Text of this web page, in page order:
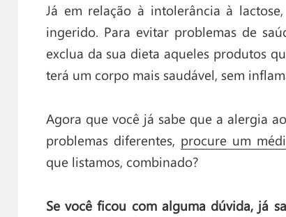
Já em relação à intolerância à
ingerido. Para evitar problemas de
exclua da sua dieta aqueles produtos
terá um corpo mais saudável, sem
Agora que você já sabe que a alergia
problemas diferentes, procure um
que listamos, combinado?
Se você ficou com alguma dúvida, já